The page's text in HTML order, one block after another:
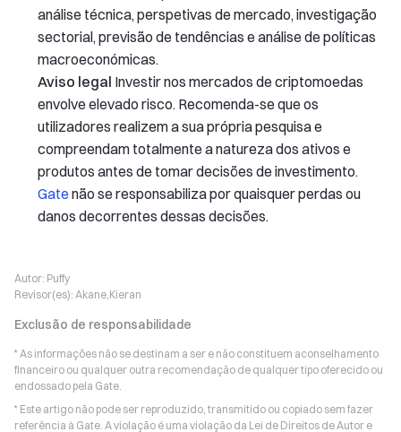
análise técnica, perspetivas de mercado, investigação
sectorial, previsão de tendências e análise de políticas
macroeconómicas.
Aviso legal Investir nos mercados de criptomoedas
envolve elevado risco. Recomenda-se que os
utilizadores realizem a sua própria pesquisa e
compreendam totalmente a natureza dos ativos e
produtos antes de tomar decisões de investimento.
Gatenão se responsabiliza por quaisquer perdas ou
danos decorrentes dessas decisões.
Autor: Puffy
Revisor(es): Akane,Kieran
Exclusão de responsabilidade
* As informações não se destinam a ser e não constituem aconselhamento
financeiro ou qualquer outra recomendação de qualquer tipo oferecido ou
endossado pela Gate.
* Este artigo não pode ser reproduzido, transmitido ou copiado sem fazer
referência à Gate. A violação é uma violação da Lei de Direitos de Autor e